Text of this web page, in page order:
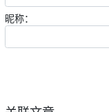
昵称：